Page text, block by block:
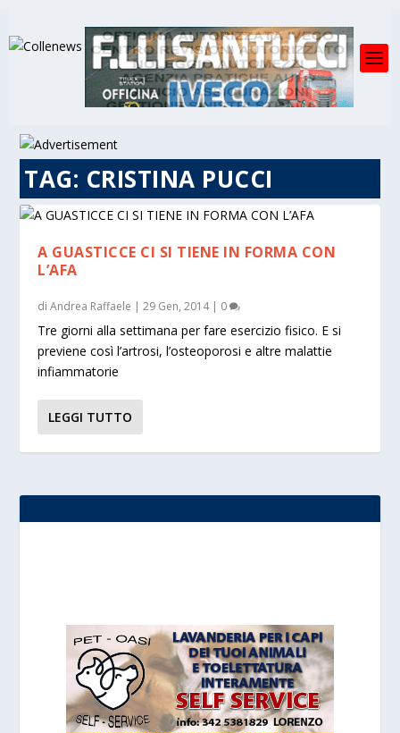
TAG: CRISTINA PUCCI
A GUASTICCE CI SI TIENE IN FORMA CON
L’AFA
diAndrea Raffaele |29 Gen, 2014| 0
Tre giorni alla settimana per fare esercizio fisico. E si
previene così l’artrosi, l’osteoporosi e altre malattie
infiammatorie
LEGGI TUTTO